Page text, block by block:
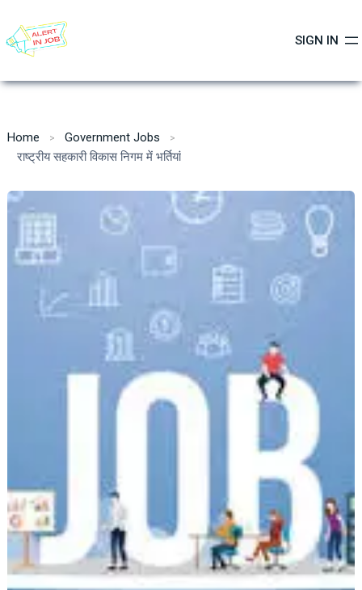
content
SIGN IN
Home
Government Jobs
राष्ट्रीय सहकारी विकास निगम में भर्तियां